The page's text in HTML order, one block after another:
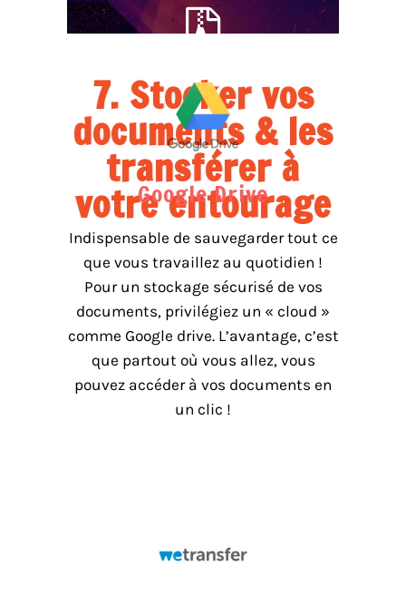
7. Stocker vos
documents & les
transférer à
votre entourage
Google Drive
Indispensable de sauvegarder tout ce
que vous travaillez au quotidien !
Pour un stockage sécurisé de vos
documents, privilégiez un « cloud »
comme Google drive. L’avantage, c’est
que partout où vous allez, vous
pouvez accéder à vos documents en
un clic !